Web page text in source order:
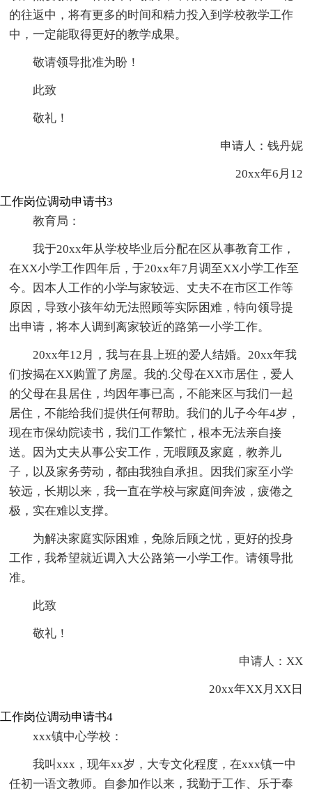
的往返中，将有更多的时间和精力投入到学校教学工作
中，一定能取得更好的教学成果。
敬请领导批准为盼！
此致
敬礼！
申请人：钱丹妮
20xx年6月12
工作岗位调动申请书3
教育局：
我于20xx年从学校毕业后分配在区从事教育工作，
在XX小学工作四年后，于20xx年7月调至XX小学工作至
今。因本人工作的小学与家较远、丈夫不在市区工作等
原因，导致小孩年幼无法照顾等实际困难，特向领导提
出申请，将本人调到离家较近的路第一小学工作。
20xx年12月，我与在县上班的爱人结婚。20xx年我
们按揭在XX购置了房屋。我的.父母在XX市居住，爱人
的父母在县居住，均因年事已高，不能来区与我们一起
居住，不能给我们提供任何帮助。我们的儿子今年4岁，
现在市保幼院读书，我们工作繁忙，根本无法亲自接
送。因为丈夫从事公安工作，无暇顾及家庭，教养儿
子，以及家务劳动，都由我独自承担。因我们家至小学
较远，长期以来，我一直在学校与家庭间奔波，疲倦之
极，实在难以支撑。
为解决家庭实际困难，免除后顾之忧，更好的投身
工作，我希望就近调入大公路第一小学工作。请领导批
准。
此致
敬礼！
申请人：XX
20xx年XX月XX日
工作岗位调动申请书4
xxx镇中心学校：
我叫xxx，现年xx岁，大专文化程度，在xxx镇一中
任初一语文教师。自参加作以来，我勤于工作、乐于奉